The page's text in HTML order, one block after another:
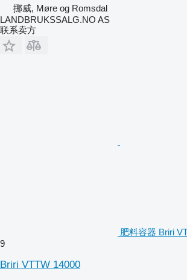
挪威, Møre og Romsdal
LANDBRUKSSALG.NO AS
联系卖方
肥料容器 Briri
9
Briri VTTW 14000